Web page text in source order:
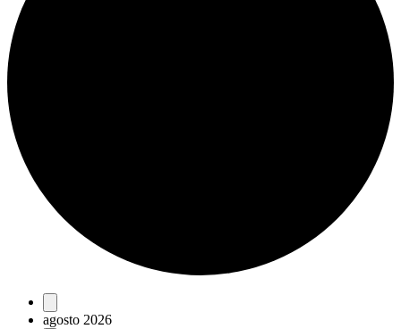
Eventos
agosto 2026